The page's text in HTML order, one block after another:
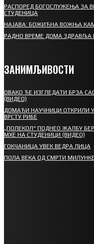
РАСПОРЕД БОГОСЛУЖЕЊА ЗА
СТУДЕНИЦА
НАЈАВА: БОЖИЋНА ВОЖЊА
РАДНО ВРЕМЕ ДОМА ЗДРАВЉА
ЗАНИМЉИВОСТИ
ОВАКО ЋЕ ИЗГЛЕДАТИ БРЗА
(ВИДЕО)
ДОМАЋИ НАУЧНИЦИ ОТКРИЛИ
ВРСТУ РИБЕ
„ПОЛЕКОЛ“ ПОДНЕО ЖАЛБУ
МХЕ НА СТУДЕНИЦИ (ВИДЕО)
ГОКЧАНИЦА УВЕК ВЕДРА ЛИЦА
ПОЛА ВЕКА ОД СМРТИ